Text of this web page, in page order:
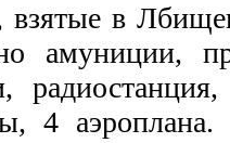
взятые в
амуниции,
4